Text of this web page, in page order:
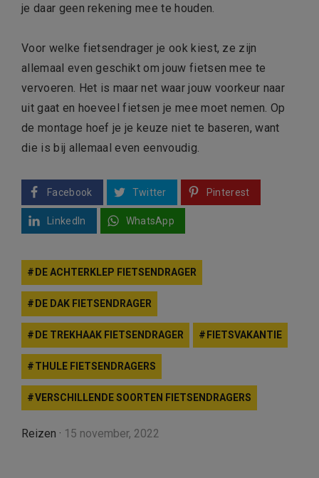
je daar geen rekening mee te houden.
Voor welke fietsendrager je ook kiest, ze zijn
allemaal even geschikt om jouw fietsen mee te
vervoeren. Het is maar net waar jouw voorkeur naar
uit gaat en hoeveel fietsen je mee moet nemen. Op
de montage hoef je je keuze niet te baseren, want
die is bij allemaal even eenvoudig.
Facebook Twitter Pinterest
LinkedIn WhatsApp
DE ACHTERKLEP FIETSENDRAGER
DE DAK FIETSENDRAGER
DE TREKHAAK FIETSENDRAGER FIETSVAKANTIE
THULE FIETSENDRAGERS
VERSCHILLENDE SOORTEN FIETSENDRAGERS
Reizen · 15 november, 2022